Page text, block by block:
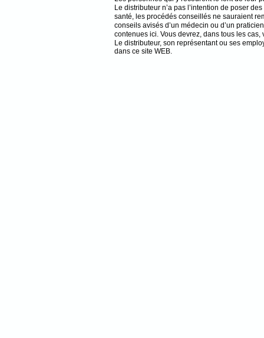
Le distributeur n’a pas l’intention de poser
santé, les procédés conseillés ne sauraient
conseils avisés d’un médecin ou d’un
contenues ici. Vous devrez, dans tous les
Le distributeur, son représentant ou ses
dans ce site WEB.